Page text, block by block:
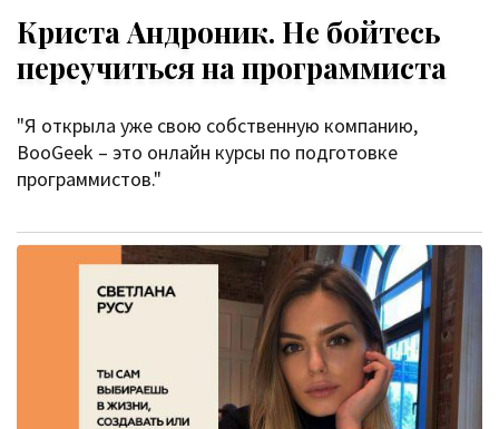
Криста Андроник. Не бойтесь
переучиться на программиста
"Я открыла уже свою собственную компанию,
BooGeek – это онлайн курсы по подготовке
программистов."